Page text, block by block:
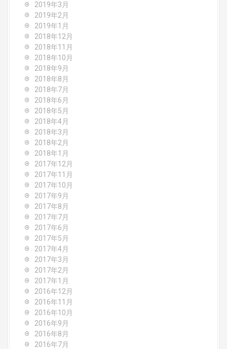
2019年3月
2019年2月
2019年1月
2018年12月
2018年11月
2018年10月
2018年9月
2018年8月
2018年7月
2018年6月
2018年5月
2018年4月
2018年3月
2018年2月
2018年1月
2017年12月
2017年11月
2017年10月
2017年9月
2017年8月
2017年7月
2017年6月
2017年5月
2017年4月
2017年3月
2017年2月
2017年1月
2016年12月
2016年11月
2016年10月
2016年9月
2016年8月
2016年7月